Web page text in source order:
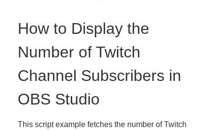
How to Display the
Number of Twitch
Channel Subscribers in
OBS Studio
This script example fetches the number of Twitch